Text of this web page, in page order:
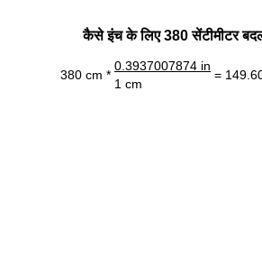
कैसे इंच के लिए 380 सेंटीमीटर
380 cm *
0.3937007874 in
=
1 cm